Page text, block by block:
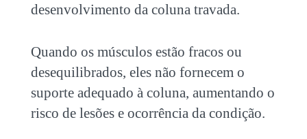
desenvolvimento da coluna travada.
Quando os músculos estão fracos ou
desequilibrados, eles não fornecem o
suporte adequado à coluna, aumentando o
risco de lesões e ocorrência da condição.